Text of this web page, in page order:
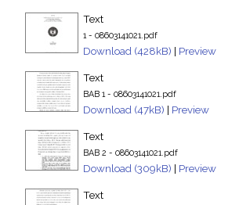
Text
1 - 08603141021.pdf
Download (428kB) | Preview
Text
BAB 1 - 08603141021.pdf
Download (47kB) | Preview
Text
BAB 2 - 08603141021.pdf
Download (309kB) | Preview
Text